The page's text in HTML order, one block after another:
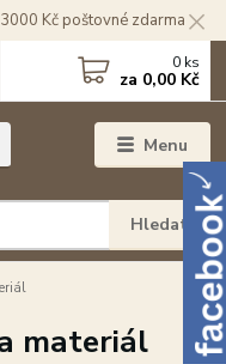
Kč poštovné zdarma
Menu
Hledat
0 ks
za 0,00 Kč
materiál